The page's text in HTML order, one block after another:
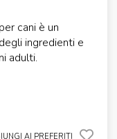
cani è un
ingredienti e
adulti.
AI PREFERITI